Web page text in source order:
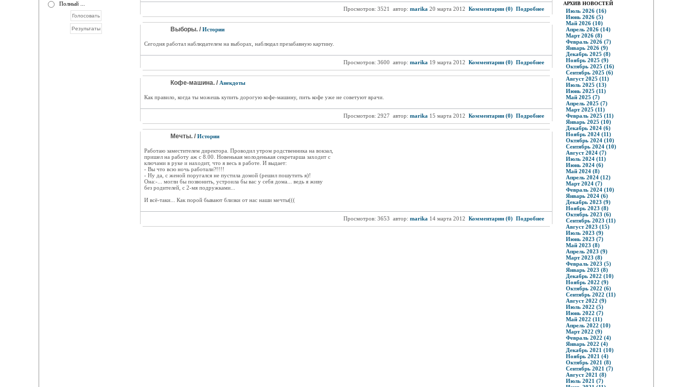
Полный ...
Просмотров: 3521 автор: marika 20 марта 2012 Комментарии (0) Подробнее
Выборы. / Истории
Сегодня работал наблюдателем на выборах, наблюдал презабавную картину.
Просмотров: 3600 автор: marika 19 марта 2012 Комментарии (0) Подробнее
Кофе-машина. / Анекдоты
Как правило, когда ты можешь купить дорогую кофе-машину, пить кофе уже не советуют врачи.
Просмотров: 2927 автор: marika 15 марта 2012 Комментарии (0) Подробнее
Мечты. / Истории
Работаю заместителем директора. Проводил утром родственника на вокзал,
пришел на работу аж с 8.00. Новенькая молоденькая секретарша заходит с
ключами в руке и находит, что я весь в работе. И выдает:
- Вы что всю ночь работали?!!!!
- Ну да, с женой поругался не пустила домой (решил пошутить я)!
Она:-... могли бы позвонить, устроила бы вас у себя дома... ведь я живу
без родителей, с 2-мя подружками...
И всё-таки... Как порой бывают близки от нас наши мечты(((
Просмотров: 3653 автор: marika 14 марта 2012 Комментарии (0) Подробнее
АРХИВ НОВОСТЕЙ
Июль 2026 (16)
Июнь 2026 (5)
Май 2026 (10)
Апрель 2026 (14)
Март 2026 (8)
Февраль 2026 (7)
Январь 2026 (9)
Декабрь 2025 (8)
Ноябрь 2025 (9)
Октябрь 2025 (16)
Сентябрь 2025 (6)
Август 2025 (11)
Июль 2025 (13)
Июнь 2025 (11)
Май 2025 (7)
Апрель 2025 (7)
Март 2025 (11)
Февраль 2025 (11)
Январь 2025 (10)
Декабрь 2024 (6)
Ноябрь 2024 (11)
Октябрь 2024 (10)
Сентябрь 2024 (10)
Август 2024 (7)
Июль 2024 (11)
Июнь 2024 (6)
Май 2024 (8)
Апрель 2024 (12)
Март 2024 (7)
Февраль 2024 (10)
Январь 2024 (6)
Декабрь 2023 (9)
Ноябрь 2023 (8)
Октябрь 2023 (6)
Сентябрь 2023 (11)
Август 2023 (15)
Июль 2023 (9)
Июнь 2023 (7)
Май 2023 (8)
Апрель 2023 (9)
Март 2023 (8)
Февраль 2023 (5)
Январь 2023 (8)
Декабрь 2022 (10)
Ноябрь 2022 (9)
Октябрь 2022 (6)
Сентябрь 2022 (11)
Август 2022 (9)
Июль 2022 (5)
Июнь 2022 (7)
Май 2022 (11)
Апрель 2022 (10)
Март 2022 (9)
Февраль 2022 (4)
Январь 2022 (4)
Декабрь 2021 (10)
Ноябрь 2021 (4)
Октябрь 2021 (8)
Сентябрь 2021 (7)
Август 2021 (8)
Июль 2021 (7)